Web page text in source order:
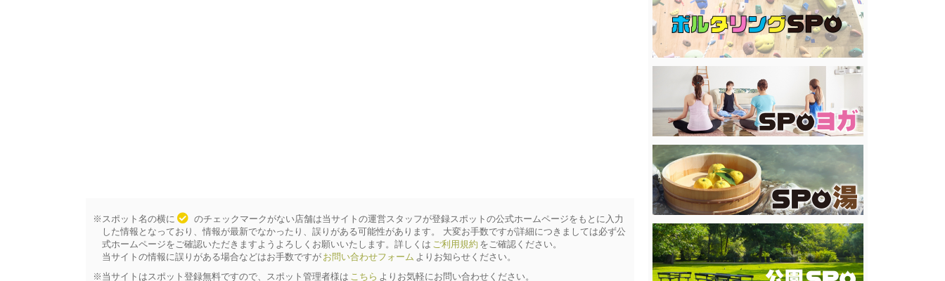
※スポット名の横に
のチェックマークがない店舗は当サイトの運営スタッフが登録スポットの公式ホームページをもとに入力
した情報となっており、情報が最新でなかったり、誤りがある可能性があります。 大変お手数ですが詳細につきましては必ず公
式ホームページをご確認いただきますようよろしくお願いいたします。詳しくは ご利用規約 をご確認ください。
当サイトの情報に誤りがある場合などはお手数ですが お問い合わせフォーム よりお知らせください。
※当サイトはスポット登録無料ですので、スポット管理者様は こちら よりお気軽にお問い合わせください。